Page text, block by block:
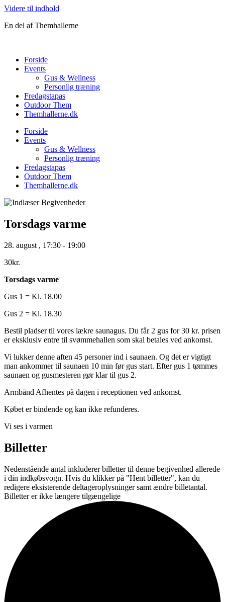
Videre til indhold
En del af Themhallerne
Forside
Events
Gus & Wellness
Personlig træning
Fredagstapas
Outdoor Them
Themhallerne.dk
Forside
Events
Gus & Wellness
Personlig træning
Fredagstapas
Outdoor Them
Themhallerne.dk
Torsdags varme
28. august , 17:30 - 19:00
30kr.
Torsdags varme
Gus 1 = Kl. 18.00
Gus 2 = Kl. 18.30
Bestil pladser til vores lækre saunagus. Du får 2 gus for 30 kr. prisen
er eksklusiv entre til svømmehallen som skal betales ved ankomst.
Vi lukker denne aften 45 personer ind i saunaen. Og det er vigtigt
man ankommer til saunaen 10 min før gus start. Efter gus 1 tømmes
saunaen og gusmesteren gør klar til gus 2.
Armbånd Afhentes på dagen i receptionen ved ankomst.
Købet er bindende og kan ikke refunderes.
Vi ses i varmen
Billetter
Nedenstående antal inkluderer billetter til denne begivenhed allerede
i din indkøbsvogn. Hvis du klikker på "Hent billetter", kan du
redigere eksisterende deltageroplysninger samt ændre billetantal.
Billetter er ikke længere tilgængelige